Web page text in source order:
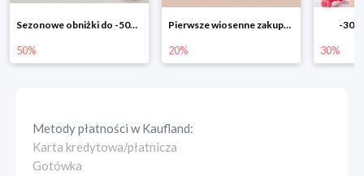
Pierwsze wiosenne zakupy -20%
20%
-30% na wszystko!!
30%
-
40%
Metody płatności wKaufland:
Karta kredytowa/płatnicza
Gotówka